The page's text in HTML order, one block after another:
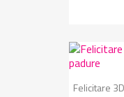
Felicitare